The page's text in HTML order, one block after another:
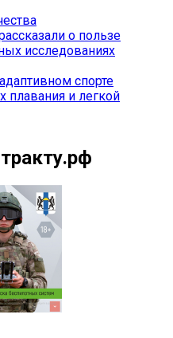
о пользе
исследованиях
спорте
плавания и легкой